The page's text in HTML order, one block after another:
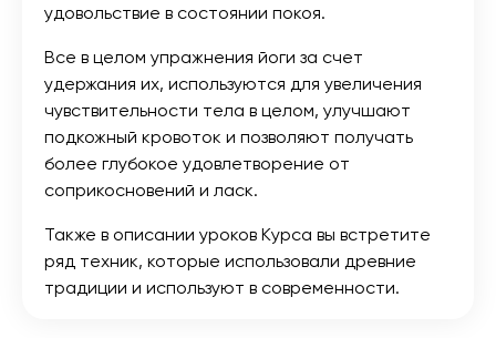
удовольствие в состоянии покоя.
Все в целом упражнения йоги за счет
удержания их, используются для увеличения
чувствительности тела в целом, улучшают
подкожный кровоток и позволяют получать
более глубокое удовлетворение от
соприкосновений и ласк.
Также в описании уроков Курса вы встретите
ряд техник, которые использовали древние
традиции и используют в современности.